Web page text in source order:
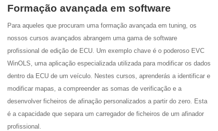
Formação avançada em software
Para aqueles que procuram uma formação avançada em tuning, os
nossos cursos avançados abrangem uma gama de software
profissional de edição de ECU. Um exemplo chave é o poderoso EVC
WinOLS, uma aplicação especializada utilizada para modificar os dados
dentro da ECU de um veículo. Nestes cursos, aprenderás a identificar e
modificar mapas, a compreender as somas de verificação e a
desenvolver ficheiros de afinação personalizados a partir do zero. Esta
é a capacidade que separa um carregador de ficheiros de um afinador
profissional.